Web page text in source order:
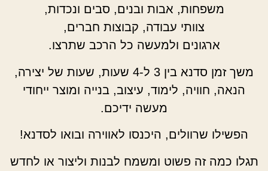
משפחות, אבות ובנים, סבים ונכדות,
צוותי עבודה, קבוצות חברים,
ארגונים ולמעשה כל הרכב שתרצו.
משך זמן סדנא בין 3 ל-4 שעות, שעות של יצירה,
הנאה, חוויה, לימוד, עיצוב, בנייה ומוצר ייחודי
מעשה ידיכם.
הפשילו שרוולים, היכנסו לאווירה ובואו לסדנא!
תגלו כמה זה פשוט ומשמח לבנות וליצור או לחדש